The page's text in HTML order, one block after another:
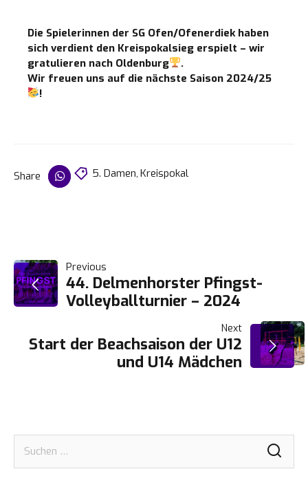
Die Spielerinnen der SG Ofen/Ofenerdiek haben
sich verdient den Kreispokalsieg erspielt – wir
gratulieren nach Oldenburg
.
Wir freuen uns auf die nächste Saison 2024/25
!
Share 5. Damen, Kreispokal
BEITRAGSNAVIGATION
Previous
44. Delmenhorster Pfingst-
Volleyballturnier – 2024
Next
Start der Beachsaison der U12
und U14 Mädchen
nach: